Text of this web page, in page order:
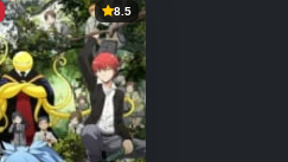
8.5